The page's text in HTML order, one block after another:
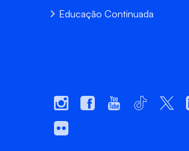
Educação Continuada